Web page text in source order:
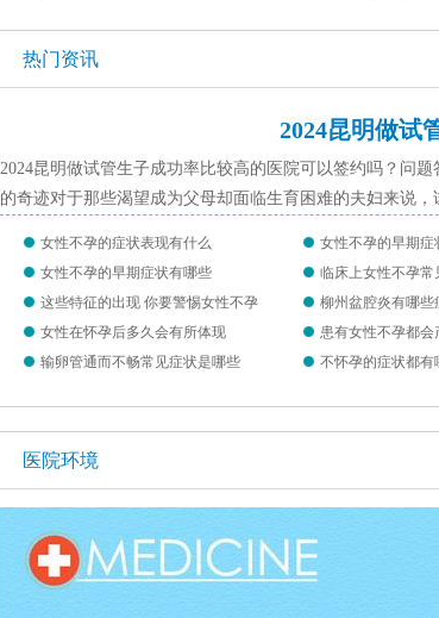
热门资讯
2024昆明做试
2024昆明做试管生子成功率比较高的医院可以签约吗？问
的奇迹对于那些渴望成为父母却面临生育困难的夫妇来说，
女性不孕的症状表现有什么 女性不孕的早期症
女性不孕的早期症状有哪些
临床上女性不孕常
这些特征的出现 你要警惕女性不孕
柳州盆腔炎有哪些
女性在怀孕后多久会有所体现 患有女性不孕都会
输卵管通而不畅常见症状是哪些
不怀孕的症状都有
医院环境